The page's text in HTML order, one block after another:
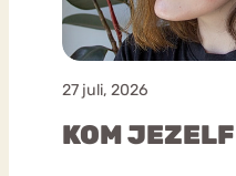
27 juli, 2026
KOM